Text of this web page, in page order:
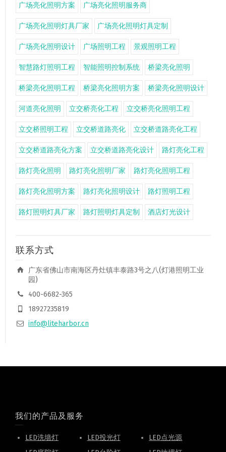
广场亮化照明方案 广场亮化照明服务商
广场亮化照明灯具厂家 广场亮化照明灯具定制
广场亮化照明设计 广场照明工程 景观照明工程
智慧路灯照明工程 智能照明控制系统 桥梁亮化照明
桥梁亮化照明工程 桥梁亮化照明方案 桥梁亮化照明设计
河道亮化照明 立交桥亮化工程 立交桥亮化照明工程
立交桥照明工程 立交桥道路亮化 立交桥道路亮化工程
立交桥道路亮化方案 立交桥道路亮化设计 路灯亮化工程
路灯亮化照明 路灯亮化照明厂家 路灯亮化照明工程
路灯亮化照明方案 路灯亮化照明设计 路灯照明工程
路灯照明灯具厂家 路灯照明灯具定制 酒店灯光设计
联系方式
广东省佛山市南海区丹灶镇丰泰路3号之八(灯港照明工业
园)
400-6682-365
18927235819
info@liteharbor.cn
我们的产品及服务
LED洗墙灯 LED投光灯
LED点光源